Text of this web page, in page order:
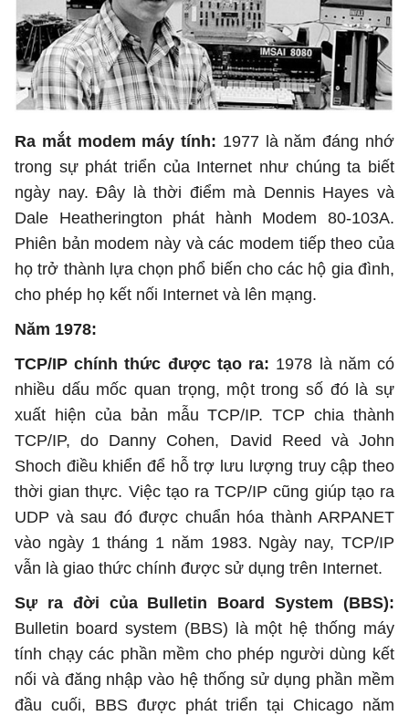
Ra mắt modem máy tính: 1977 là năm đáng nhớ
trong sự phát triển của Internet như chúng ta biết
ngày nay. Đây là thời điểm mà Dennis Hayes và
Dale Heatherington phát hành Modem 80-103A.
Phiên bản modem này và các modem tiếp theo của
họ trở thành lựa chọn phổ biến cho các hộ gia đình,
cho phép họ kết nối Internet và lên mạng.
Năm 1978:
TCP/IP chính thức được tạo ra: 1978 là năm có
nhiều dấu mốc quan trọng, một trong số đó là sự
xuất hiện của bản mẫu TCP/IP. TCP chia thành
TCP/IP, do Danny Cohen, David Reed và John
Shoch điều khiển để hỗ trợ lưu lượng truy cập theo
thời gian thực. Việc tạo ra TCP/IP cũng giúp tạo ra
UDP và sau đó được chuẩn hóa thành ARPANET
vào ngày 1 tháng 1 năm 1983. Ngày nay, TCP/IP
vẫn là giao thức chính được sử dụng trên Internet.
Sự ra đời của Bulletin Board System (BBS):
Bulletin board system (BBS) là một hệ thống máy
tính chạy các phần mềm cho phép người dùng kết
nối và đăng nhập vào hệ thống sử dụng phần mềm
đầu cuối, BBS được phát triển tại Chicago năm